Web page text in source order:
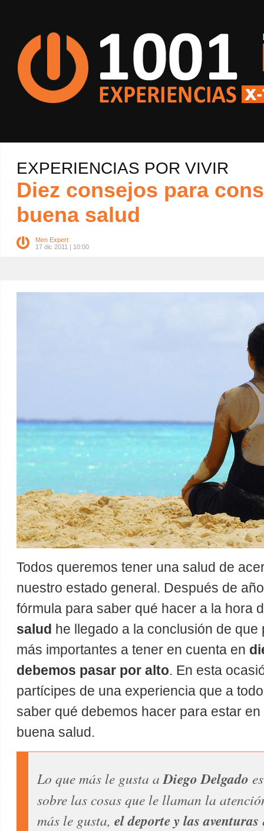
EXPERIENCIAS POR VIVIR
Diez consejos para
buena salud
Men Expert
17 dic 2011 | 10:00
Todos queremos tener una salud de
nuestro estado general. Después de
fórmula para saber qué hacer a la hora
salud he llegado a la conclusión de
más importantes a tener en cuenta en
debemos pasar por alto. En esta
partícipes de una experiencia que a
saber qué debemos hacer para estar
buena salud.
Lo que más le gusta a Diego Delgado
sobre las cosas que le llaman la
más le gusta, el deporte y las aventuras